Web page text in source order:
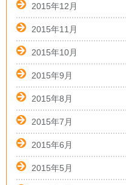
2015年12月
2015年11月
2015年10月
2015年9月
2015年8月
2015年7月
2015年6月
2015年5月